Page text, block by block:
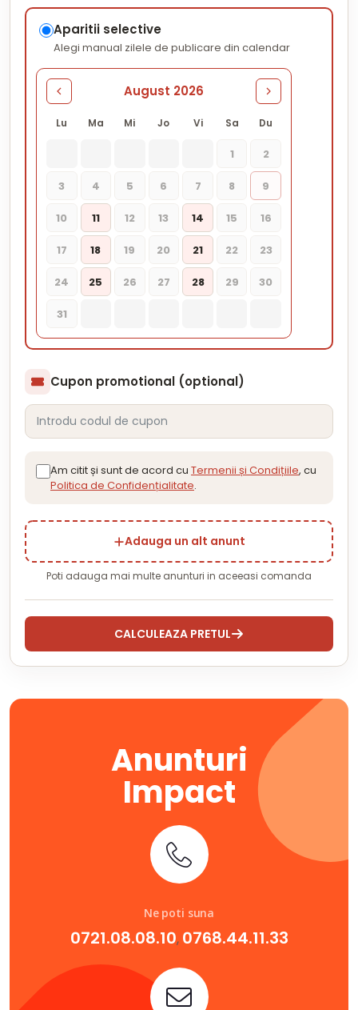
Anunturi
Impact
Ne poti suna
0721.08.08.10, 0768.44.11.33
Aparitii selective
Alegi manual zilele de publicare din calendar
August 2026
Lu Ma Mi Jo Vi Sa Du
1 2
3 4 5 6 7 8 9
10 11 12 13 14 15 16
17 18 19 20 21 22 23
24 25 26 27 28 29 30
31
Cupon promotional (optional)
Am citit și sunt de acord cu Termenii și Condițiile, cu
Politica de Confidențialitate.
Adauga un alt anunt
Poti adauga mai multe anunturi in aceeasi comanda
CALCULEAZA PRETUL